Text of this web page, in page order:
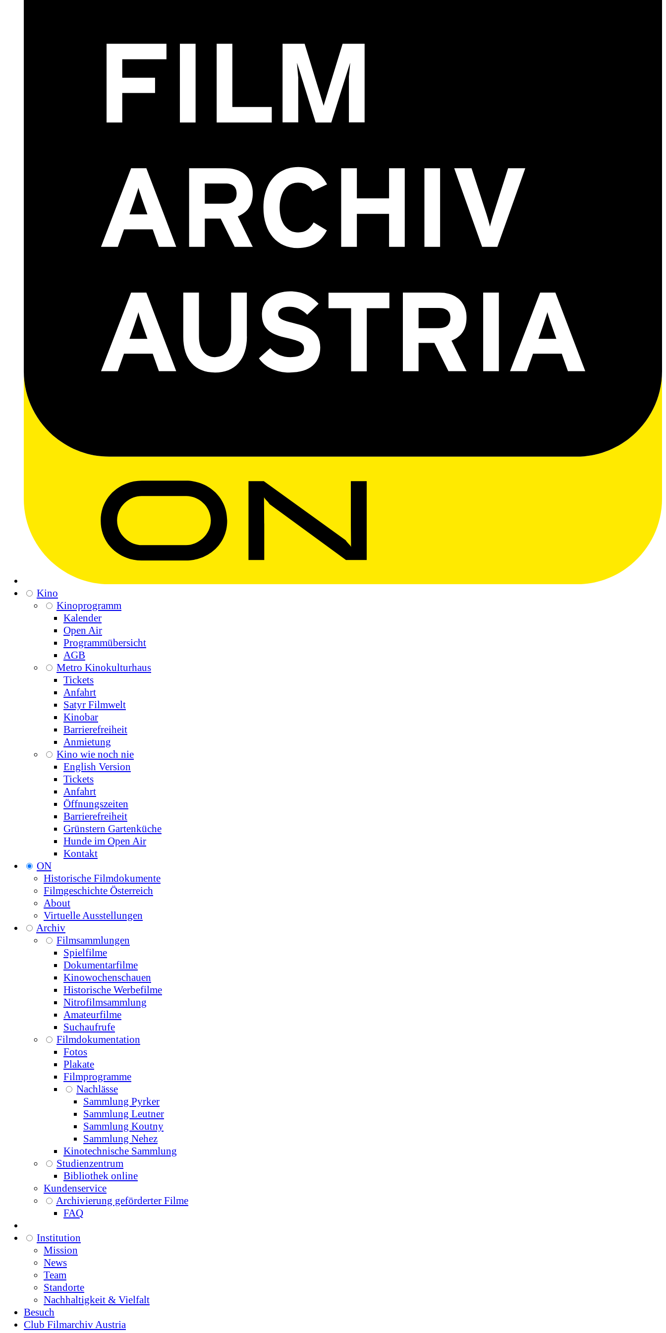
Kino
Kinoprogramm
Kalender
Open Air
Programmübersicht
AGB
Metro Kinokulturhaus
Tickets
Anfahrt
Satyr Filmwelt
Kinobar
Barrierefreiheit
Anmietung
Kino wie noch nie
English Version
Tickets
Anfahrt
Öffnungszeiten
Barrierefreiheit
Grünstern Gartenküche
Hunde im Open Air
Kontakt
ON
Historische Filmdokumente
Filmgeschichte Österreich
About
Virtuelle Ausstellungen
Archiv
Filmsammlungen
Spielfilme
Dokumentarfilme
Kinowochenschauen
Historische Werbefilme
Nitrofilmsammlung
Amateurfilme
Suchaufrufe
Filmdokumentation
Fotos
Plakate
Filmprogramme
Nachlässe
Sammlung Pyrker
Sammlung Leutner
Sammlung Koutny
Sammlung Nehez
Kinotechnische Sammlung
Studienzentrum
Bibliothek online
Kundenservice
Archivierung geförderter Filme
FAQ
Institution
Mission
News
Team
Standorte
Nachhaltigkeit & Vielfalt
Besuch
Club Filmarchiv Austria